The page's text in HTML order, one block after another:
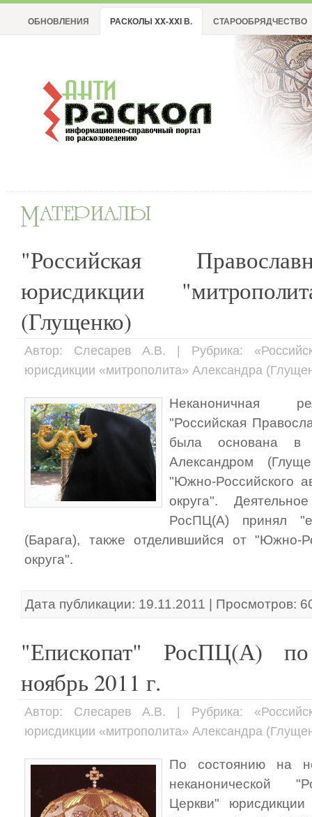
ОБНОВЛЕНИЯ РАСКОЛЫ XX-XXI В. СТАРООБРЯДЧЕСТВО
"Российская
юрисдикции
(Глущенко)
Автор: Слесарев А.В. | Рубрика:
юрисдикции «митрополита» Александра
Неканоничная
"Российская
была основана в
Александром
"Южно-Российского
округа".
РосПЦ(А) принял
(Барага), также отделившийся от "Южно-
округа".
Дата публикации: 19.11.2011 | Просмотров:
"Епископат" РосПЦ(А)
ноябрь 2011 г.
Автор: Слесарев А.В. | Рубрика:
юрисдикции «митрополита» Александра
По состоянию на
неканонической
Церкви" юрисдикции